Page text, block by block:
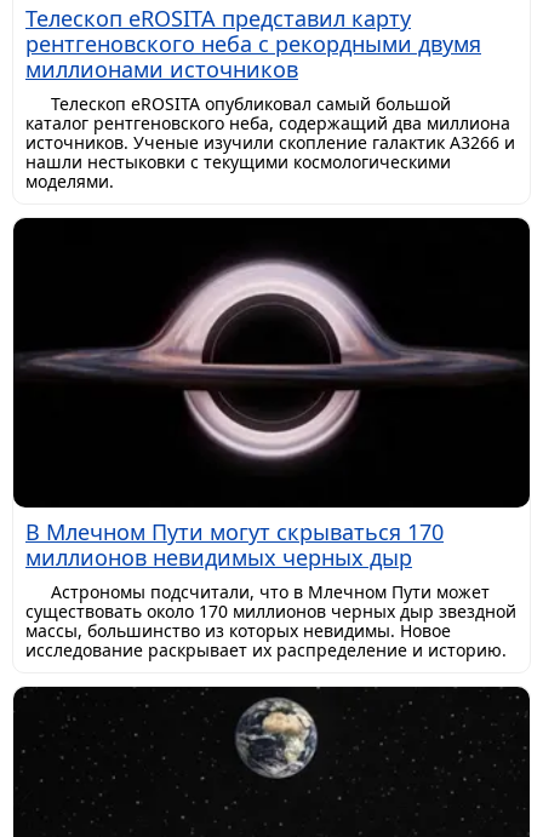
Телескоп eROSITA представил карту
рентгеновского неба с рекордными двумя
миллионами источников
Телескоп eROSITA опубликовал самый большой
каталог рентгеновского неба, содержащий два миллиона
источников. Ученые изучили скопление галактик A3266 и
нашли нестыковки с текущими космологическими
моделями.
В Млечном Пути могут скрываться 170
миллионов невидимых черных дыр
Астрономы подсчитали, что в Млечном Пути может
существовать около 170 миллионов черных дыр звездной
массы, большинство из которых невидимы. Новое
исследование раскрывает их распределение и историю.